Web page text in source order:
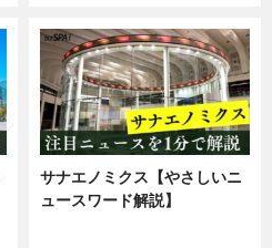
サナエノミクス【やさしいニ
ュースワード解説】